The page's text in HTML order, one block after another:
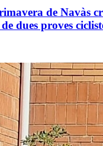
de Navàs
dues proves